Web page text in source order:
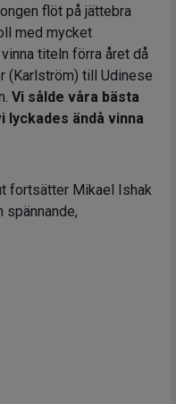
flöt på jättebra
med mycket
titeln förra året då
(Karlström) till Udinese
Vi sålde våra bästa
lyckades ändå vinna
fortsätter Mikael Ishak
spännande,